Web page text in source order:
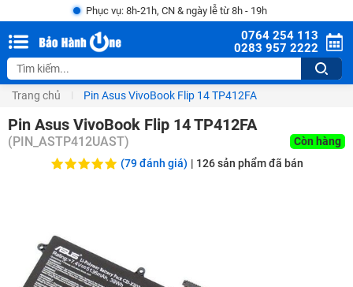
Phục vụ: 8h-21h, CN & ngày lễ từ 8h - 19h
0764 254 113
0283 957 2222
Trang chủ Pin Asus VivoBook Flip 14 TP412FA
Pin Asus VivoBook Flip 14 TP412FA
(PIN_ASTP412UAST)
Còn hàng
(79 đánh giá) | 126sản phẩm đã bán